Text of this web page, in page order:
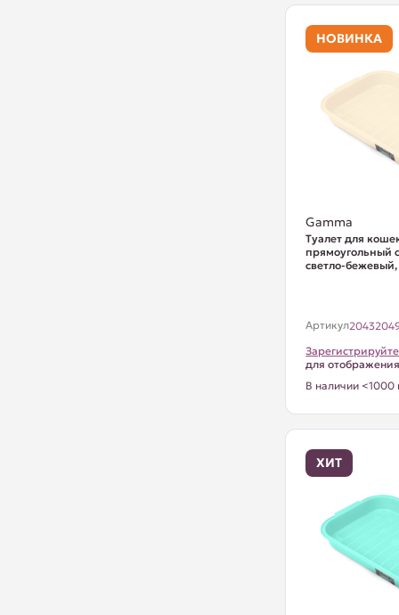
НОВИНКА
Gamma
Туалет для
прямоугольный
светло-
Артикул
для
В наличии <1000
ХИТ